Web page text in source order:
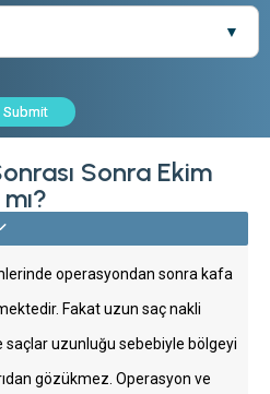
Submit
Sonra Ekim
operasyondan sonra kafa
Fakat uzun saç nakli
saçlar uzunluğu sebebiyle bölgeyi
gözükmez. Operasyon ve